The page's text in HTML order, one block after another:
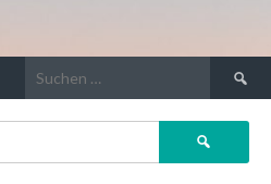
Suchen
nach:
Suchen